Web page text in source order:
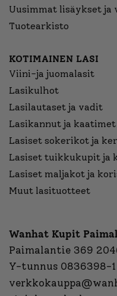
Uusimmat lisäykset
Tuotearkisto
KOTIMAINEN LASI
Viini-ja juomalasit
Lasikulhot
Lasilautaset ja vadit
Lasikannut ja kaatimet
Lasiset sokerikot ja
Lasiset tuikkukupit ja
Lasiset maljakot ja
Muut lasituotteet
Wanhat Kupit
Paimalantie 369
Y-tunnus 0836398-1